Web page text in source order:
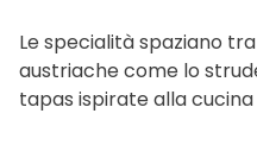
Le specialità spaziano
austriache come lo
tapas ispirate alla